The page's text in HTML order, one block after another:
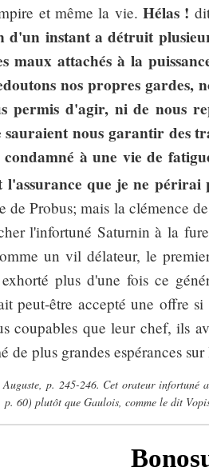
et même la vie.Hélas !
instant a détruit
maux attachés à la
nos propres gardes,
permis d'agir, ni de nous
sauraient nous garantir des
condamné à une vie de
l'assurance que je ne périrai
de Probus; mais la clémence
l'infortuné Saturnin à la
un vil délateur, le
plus d'une fois ce
peut-être accepté une offre
coupables que leur chef, ils
de plus grandes espérances
Auguste, p. 245-246. Cet orateur
60) plutôt que Gaulois, comme le dit